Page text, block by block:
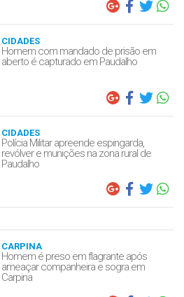
CIDADES
Homem com mandado de prisão em
aberto é capturado em Paudalho
CIDADES
Polícia Militar apreende espingarda,
revólver e munições na zona rural de
Paudalho
CARPINA
Homem é preso em flagrante após
ameaçar companheira e sogra em
Carpina